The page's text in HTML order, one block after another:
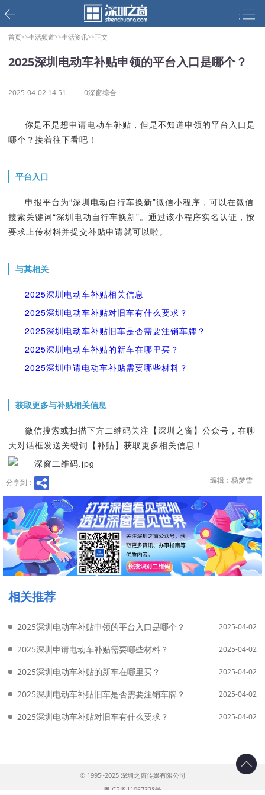
首页>>生活频道>>生活资讯>>正文
2025深圳电动车补贴申领的平台入口是哪个？
2025-04-02 14:51 0深窗综合
你是不是想申请电动车补贴，但是不知道申领的平台入口是
哪个？接着往下看吧！
平台入口
申报平台为“深圳电动自行车换新”微信小程序，可以在微信
搜索关键词“深圳电动自行车换新”。通过该小程序实名认证，按
要求上传材料并提交补贴申请就可以啦。
与其相关
2025深圳电动车补贴相关信息
2025深圳电动车补贴对旧车有什么要求？
2025深圳电动车补贴旧车是否需要注销车牌？
2025深圳电动车补贴的新车在哪里买？
2025深圳申请电动车补贴需要哪些材料？
获取更多与补贴相关信息
微信搜索或扫描下方二维码关注【深圳之窗】公众号，在聊
天对话框发送关键词【补贴】获取更多相关信息！
分享到： 编辑：杨梦雪
相关推荐
2025深圳电动车补贴申领的平台入口是哪个？ 2025-04-02
2025深圳申请电动车补贴需要哪些材料？ 2025-04-02
2025深圳电动车补贴的新车在哪里买？ 2025-04-02
2025深圳电动车补贴旧车是否需要注销车牌？ 2025-04-02
2025深圳电动车补贴对旧车有什么要求？ 2025-04-02
© 1995~2025 深圳之窗传媒有限公司
粤ICP备11067328号